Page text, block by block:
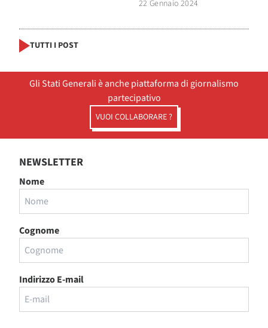
22 Gennaio 2024
TUTTI I POST
Gli Stati Generali è anche piattaforma di giornalismo
partecipativo
VUOI COLLABORARE ?
NEWSLETTER
Nome
Cognome
Indirizzo E-mail